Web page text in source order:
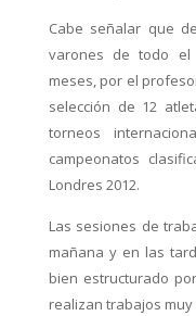
Cabe señalar que
varones de todo el
meses, por el
selección de 12
torneos
campeonatos
Londres 2012.
Las sesiones de
mañana y en las
bien estructurado
realizan trabajos